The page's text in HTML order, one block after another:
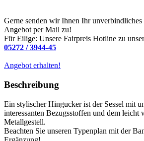
Gerne senden wir Ihnen Ihr
Angebot per Mail zu!
Für Eilige: Unsere Fairpreis Hotline zu
05272 / 3944-45
Angebot erhalten!
Beschreibung
Ein stylischer Hingucker ist der Sessel mit
interessanten Bezugsstoffen und dem leicht
Metallgestell.
Beachten Sie unseren Typenplan mit der